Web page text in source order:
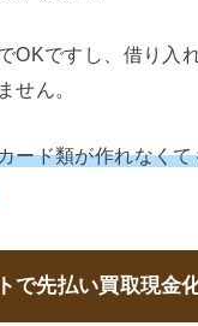
OKですし、借り入
せん。
ード類が作れなく
で先払い買取現金